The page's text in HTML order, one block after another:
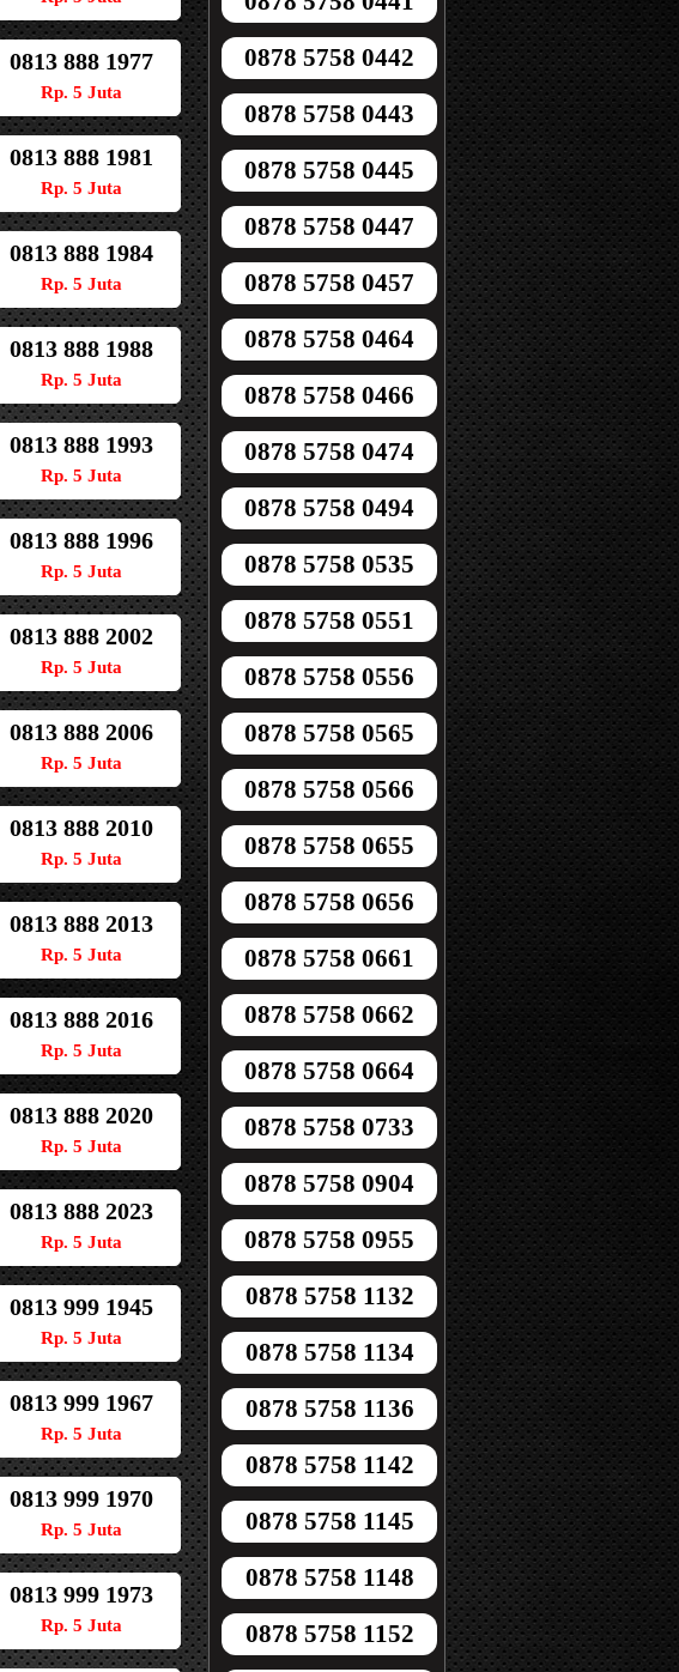
0813 888 1977
Rp. 5 Juta
0813 888 1981
Rp. 5 Juta
0813 888 1984
Rp. 5 Juta
0813 888 1988
Rp. 5 Juta
0813 888 1993
Rp. 5 Juta
0813 888 1996
Rp. 5 Juta
0813 888 2002
Rp. 5 Juta
0813 888 2006
Rp. 5 Juta
0813 888 2010
Rp. 5 Juta
0813 888 2013
Rp. 5 Juta
0813 888 2016
Rp. 5 Juta
0813 888 2020
Rp. 5 Juta
0813 888 2023
Rp. 5 Juta
0813 999 1945
Rp. 5 Juta
0813 999 1967
Rp. 5 Juta
0813 999 1970
Rp. 5 Juta
0813 999 1973
Rp. 5 Juta
0878 5758 0442
0878 5758 0443
0878 5758 0445
0878 5758 0447
0878 5758 0457
0878 5758 0464
0878 5758 0466
0878 5758 0474
0878 5758 0494
0878 5758 0535
0878 5758 0551
0878 5758 0556
0878 5758 0565
0878 5758 0566
0878 5758 0655
0878 5758 0656
0878 5758 0661
0878 5758 0662
0878 5758 0664
0878 5758 0733
0878 5758 0904
0878 5758 0955
0878 5758 1132
0878 5758 1134
0878 5758 1136
0878 5758 1142
0878 5758 1145
0878 5758 1148
0878 5758 1152